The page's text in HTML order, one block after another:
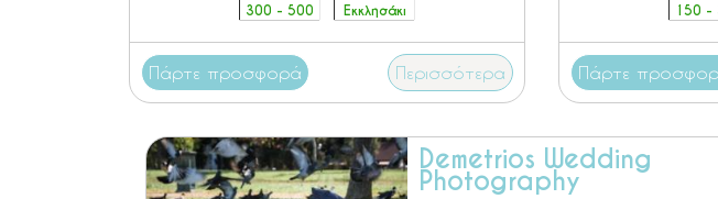
300 - 500 Εκκλησάκι
Πάρτε προσφορά Περισσότερα
150 -
Πάρτε
Demetrios Wedding
Photography